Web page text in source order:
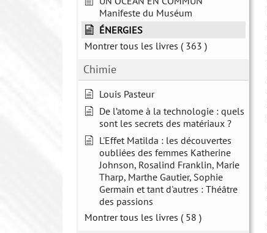
Manifeste du Muséum
ÉNERGIES
Montrer tous les livres ( 363 )
Chimie
Louis Pasteur
De l’atome à la technologie : quels
sont les secrets des matériaux ?
L'Effet Matilda : les découvertes
oubliées des femmes Katherine
Johnson, Rosalind Franklin, Marie
Tharp, Marthe Gautier, Sophie
Germain et tant d'autres : Théâtre
des passions
Montrer tous les livres ( 58 )